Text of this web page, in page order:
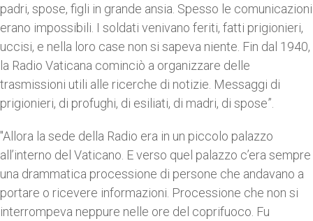
padri, spose, figli in grande ansia. Spesso le comunicazioni
erano impossibili. I soldati venivano feriti, fatti prigionieri,
uccisi, e nella loro case non si sapeva niente. Fin dal 1940,
la Radio Vaticana cominciò a organizzare delle
trasmissioni utili alle ricerche di notizie. Messaggi di
prigionieri, di profughi, di esiliati, di madri, di spose”.
"Allora la sede della Radio era in un piccolo palazzo
all’interno del Vaticano. E verso quel palazzo c’era sempre
una drammatica processione di persone che andavano a
portare o ricevere informazioni. Processione che non si
interrompeva neppure nelle ore del coprifuoco. Fu